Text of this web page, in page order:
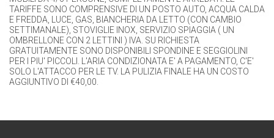
TARIFFE SONO COMPRENSIVE DI UN POSTO AUTO, ACQUA CALDA
E FREDDA, LUCE, GAS, BIANCHERIA DA LETTO (CON CAMBIO
SETTIMANALE), STOVIGLIE INOX, SERVIZIO SPIAGGIA ( UN
OMBRELLONE CON 2 LETTINI ) IVA. SU RICHIESTA
GRATUITAMENTE SONO DISPONIBILI SPONDINE E SEGGIOLINI
PER I PIU' PICCOLI. L'ARIA CONDIZIONATA E' A PAGAMENTO, C'E'
SOLO L'ATTACCO PER LE TV. LA PULIZIA FINALE HA UN COSTO
AGGIUNTIVO DI €40,00.